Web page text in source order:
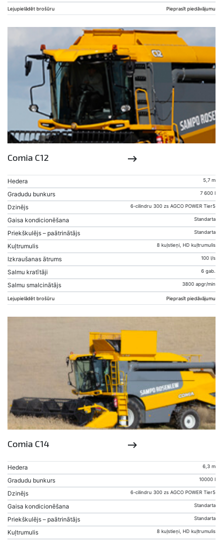
Lejupielādēt brošūru Pieprasīt piedāvājumu
Comia C12 keyboard_backspace
Hedera 5,7 m
Gradudu bunkurs 7 600 l
Dzinējs 6-cilindru 300 zs AGCO POWER Tier5
Gaisa kondicionēšana Standarta
Priekškulējs – paātrinātājs Standarta
Kuļtrumulis 8 kuļstieņi, HD kuļtrumulis
Izkraušanas ātrums 100 l/s
Salmu kratītāji 6 gab.
Salmu smalcinātājs 3800 apgr/min
Lejupielādēt brošūru Pieprasīt piedāvājumu
Comia C14 keyboard_backspace
Hedera 6,3 m
Gradudu bunkurs 10000 l
Dzinējs 6-cilindru 300 zs AGCO POWER Tier5
Gaisa kondicionēšana Standarta
Priekškulējs – paātrinātājs Standarta
Kuļtrumulis 8 kuļstieņi, HD kuļtrumulis